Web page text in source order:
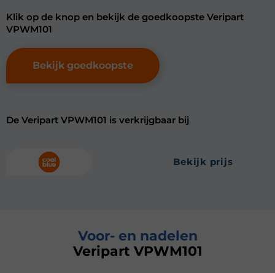
Klik op de knop en bekijk de goedkoopste Veripart
VPWM101
Bekijk goedkoopste
De Veripart VPWM101 is verkrijgbaar bij
bekijk prijs
Voor- en nadelen
Veripart VPWM101